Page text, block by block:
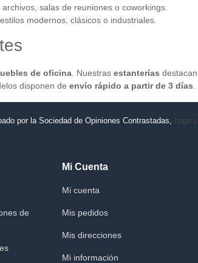
salas de reuniones o coworkings.
modernos, clásicos o industriales.
de oficina . Nuestras estanterías
disponen de envío rápido a partir de 3 días
por la Sociedad de Opiniones Contrastadas, haga
de
Mi Cuenta
Mi cuenta
Mis pedidos
Mis direcciones
Mi información